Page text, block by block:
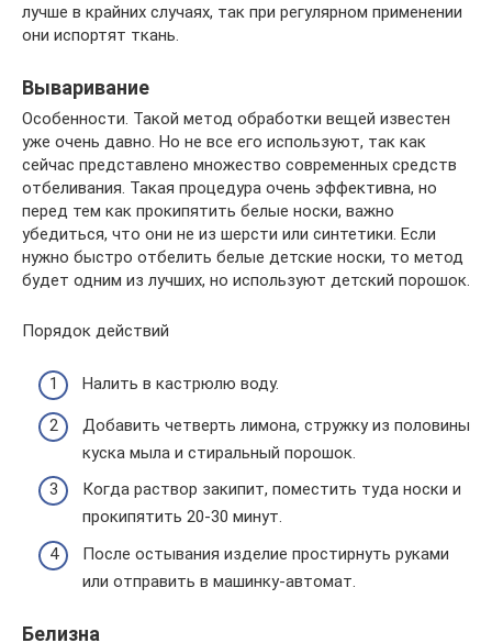
лучше в крайних случаях, так при регулярном применении
они испортят ткань.
Вываривание
Особенности. Такой метод обработки вещей известен
уже очень давно. Но не все его используют, так как
сейчас представлено множество современных средств
отбеливания. Такая процедура очень эффективна, но
перед тем как прокипятить белые носки, важно
убедиться, что они не из шерсти или синтетики. Если
нужно быстро отбелить белые детские носки, то метод
будет одним из лучших, но используют детский порошок.
Порядок действий
Налить в кастрюлю воду.
Добавить четверть лимона, стружку из половины
куска мыла и стиральный порошок.
Когда раствор закипит, поместить туда носки и
прокипятить 20-30 минут.
После остывания изделие простирнуть руками
или отправить в машинку-автомат.
Белизна